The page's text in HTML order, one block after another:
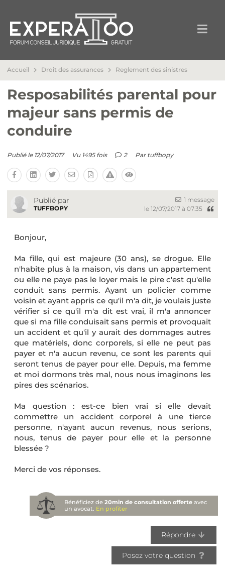
Accueil Droit des assurances Reglement des sinistres
Resposabilités parental pour
majeur sans permis de
conduire
Publié le 12/07/2017 Vu 1495 fois 2 Par tuffbopy
Publié par
TUFFBOPY
1 message
le 12/07/2017 à 07:35
Bonjour,
Ma fille, qui est majeure (30 ans), se drogue. Elle
n'habite plus à la maison, vis dans un appartement
ou elle ne paye pas le loyer mais le pire c'est qu'elle
conduit sans permis. Ayant un policier comme
voisin et ayant appris ce qu'il m'a dit, je voulais juste
vérifier si ce qu'il m'a dit est vrai, il m'a annoncer
que si ma fille conduisait sans permis et provoquait
un accident et qu'il y aurait des dommages autres
que matériels, donc corporels, si elle ne peut pas
payer et n'a aucun revenu, ce sont les parents qui
seront tenus de payer pour elle. Depuis, ma femme
et moi dormons très mal, nous nous imaginons les
pires des scénarios.
Ma question : est-ce bien vrai si elle devait
commettre un accident corporel à une tierce
personne, n'ayant aucun revenus, nous serions,
nous, tenus de payer pour elle et la personne
blessée ?
Merci de vos réponses.
Bénéficiez de20min de consultation offerte avec
un avocat. En profiter
Répondre
Posez votre question